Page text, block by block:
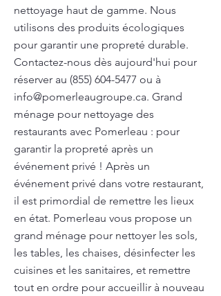
nettoyage haut de gamme. Nous
utilisons des produits écologiques
pour garantir une propreté durable.
Contactez-nous dès aujourd'hui pour
réserver au (855) 604-5477 ou à
info@pomerleaugroupe.ca. Grand
ménage pour nettoyage des
restaurants avec Pomerleau : pour
garantir la propreté après un
événement privé ! Après un
événement privé dans votre restaurant,
il est primordial de remettre les lieux
en état. Pomerleau vous propose un
grand ménage pour nettoyer les sols,
les tables, les chaises, désinfecter les
cuisines et les sanitaires, et remettre
tout en ordre pour accueillir à nouveau